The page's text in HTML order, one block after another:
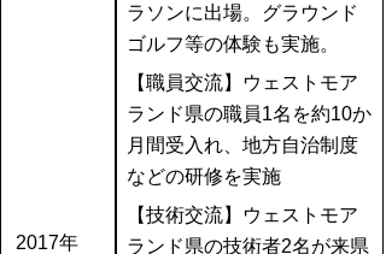
2017年
ラソンに出場。グラウンド
ゴルフ等の体験も実施。
【職員交流】ウェストモア
ランド県の職員1名を約10か
月間受入れ、地方自治制度
などの研修を実施
【技術交流】ウェストモア
ランド県の技術者2名が来県